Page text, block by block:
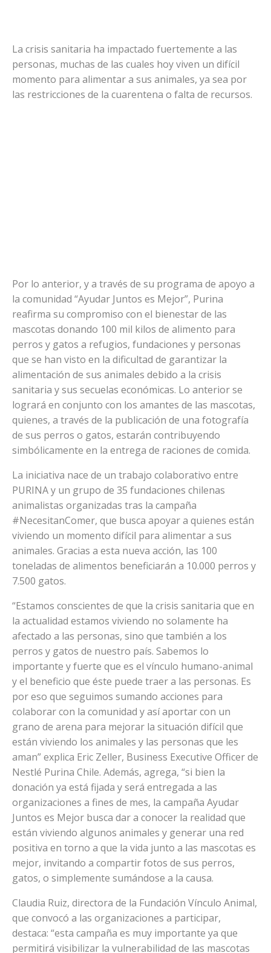
La crisis sanitaria ha impactado fuertemente a las
personas, muchas de las cuales hoy viven un difícil
momento para alimentar a sus animales, ya sea por
las restricciones de la cuarentena o falta de recursos.
Por lo anterior, y a través de su programa de apoyo a
la comunidad “Ayudar Juntos es Mejor”, Purina
reafirma su compromiso con el bienestar de las
mascotas donando 100 mil kilos de alimento para
perros y gatos a refugios, fundaciones y personas
que se han visto en la dificultad de garantizar la
alimentación de sus animales debido a la crisis
sanitaria y sus secuelas económicas. Lo anterior se
logrará en conjunto con los amantes de las mascotas,
quienes, a través de la publicación de una fotografía
de sus perros o gatos, estarán contribuyendo
simbólicamente en la entrega de raciones de comida.
La iniciativa nace de un trabajo colaborativo entre
PURINA y un grupo de 35 fundaciones chilenas
animalistas organizadas tras la campaña
#NecesitanComer, que busca apoyar a quienes están
viviendo un momento difícil para alimentar a sus
animales. Gracias a esta nueva acción, las 100
toneladas de alimentos beneficiarán a 10.000 perros y
7.500 gatos.
“Estamos conscientes de que la crisis sanitaria que en
la actualidad estamos viviendo no solamente ha
afectado a las personas, sino que también a los
perros y gatos de nuestro país. Sabemos lo
importante y fuerte que es el vínculo humano-animal
y el beneficio que éste puede traer a las personas. Es
por eso que seguimos sumando acciones para
colaborar con la comunidad y así aportar con un
grano de arena para mejorar la situación difícil que
están viviendo los animales y las personas que les
aman” explica Eric Zeller, Business Executive Officer de
Nestlé Purina Chile. Además, agrega, “si bien la
donación ya está fijada y será entregada a las
organizaciones a fines de mes, la campaña Ayudar
Juntos es Mejor busca dar a conocer la realidad que
están viviendo algunos animales y generar una red
positiva en torno a que la vida junto a las mascotas es
mejor, invitando a compartir fotos de sus perros,
gatos, o simplemente sumándose a la causa.
Claudia Ruiz, directora de la Fundación Vínculo Animal,
que convocó a las organizaciones a participar,
destaca: “esta campaña es muy importante ya que
permitirá visibilizar la vulnerabilidad de las mascotas